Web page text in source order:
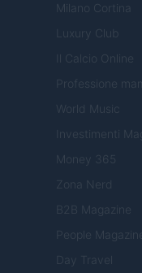
Milano Cortina
Luxury Club
Il Calcio Online
Professione
World Music
Investimenti
Money 365
Zona Nerd
B2B Magazine
People Magazine
Day Travel